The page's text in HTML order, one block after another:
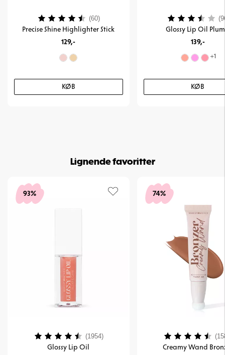
Precise Shine Highlighter Stick
129,-
KØB
Vurdering: (60)
Glossy Lip Oil
139,-
+1
KØB
Vurdering:
Lignende favoritter
93%
Glossy Lip Oil
Vurdering: (1954) 4.2 ud af 5 stjerner
74%
Creamy Wand
Vurdering: